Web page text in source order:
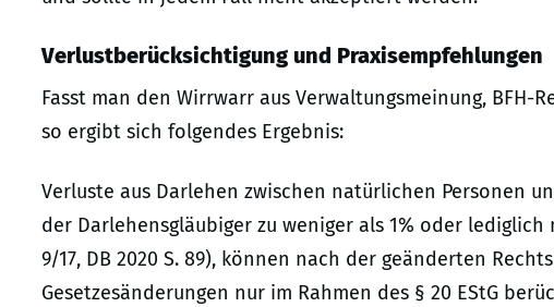
Verlustberücksichtigung und Praxisempfehlungen
Fasst man den Wirrwarr aus Verwaltungsmeinung, BFH-
so ergibt sich folgendes Ergebnis:
Verluste aus Darlehen zwischen natürlichen Personen
der Darlehensgläubiger zu weniger als 1% oder lediglich
9/17, DB 2020 S. 89), können nach der geänderten
Gesetzesänderungen nur im Rahmen des § 20 EStG